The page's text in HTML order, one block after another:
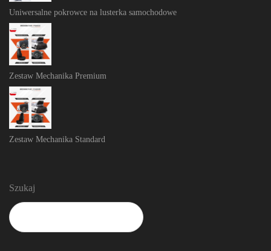
Uniwersalne pokrowce na lusterka samochodowe
Zestaw Mechanika Premium
Zestaw Mechanika Standard
Szukaj